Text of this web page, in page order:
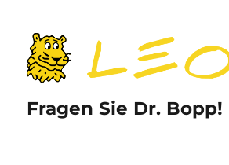
Fragen Sie Dr. Bopp!